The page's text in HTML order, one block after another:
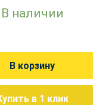
В наличии
В корзину
в 1 клик